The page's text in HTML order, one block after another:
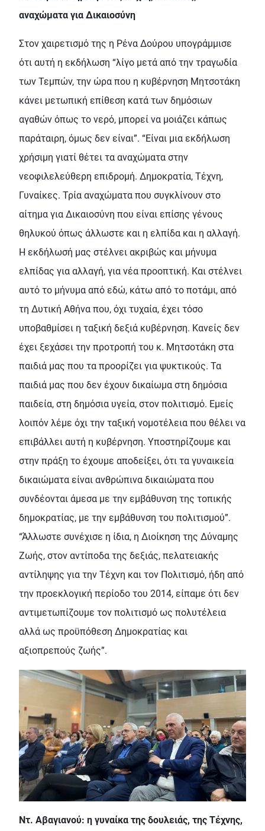
αναχώματα για Δικαιοσύνη
Στον χαιρετισμό της η Ρένα Δούρου υπογράμμισε
ότι αυτή η εκδήλωση “λίγο μετά από την τραγωδία
των Τεμπών, την ώρα που η κυβέρνηση Μητσοτάκη
κάνει μετωπική επίθεση κατά των δημόσιων
αγαθών όπως το νερό, μπορεί να μοιάζει κάπως
παράταιρη, όμως δεν είναι”. “Είναι μια εκδήλωση
χρήσιμη γιατί θέτει τα αναχώματα στην
νεοφιλελεύθερη επιδρομή. Δημοκρατία, Τέχνη,
Γυναίκες. Τρία αναχώματα που συγκλίνουν στο
αίτημα για Δικαιοσύνη που είναι επίσης γένους
θηλυκού όπως άλλωστε και η ελπίδα και η αλλαγή.
Η εκδήλωσή μας στέλνει ακριβώς και μήνυμα
ελπίδας για αλλαγή, για νέα προοπτική. Και στέλνει
αυτό το μήνυμα από εδώ, κάτω από το ποτάμι, από
τη Δυτική Αθήνα που, όχι τυχαία, έχει τόσο
υποβαθμίσει η ταξική δεξιά κυβέρνηση. Κανείς δεν
έχει ξεχάσει την προτροπή του κ. Μητσοτάκη στα
παιδιά μας που τα προορίζει για ψυκτικούς. Τα
παιδιά μας που δεν έχουν δικαίωμα στη δημόσια
παιδεία, στη δημόσια υγεία, στον πολιτισμό. Εμείς
λοιπόν λέμε όχι την ταξική νομοτέλεια που θέλει να
επιβάλλει αυτή η κυβέρνηση. Υποστηρίζουμε και
στην πράξη το έχουμε αποδείξει, ότι τα γυναικεία
δικαιώματα είναι ανθρώπινα δικαιώματα που
συνδέονται άμεσα με την εμβάθυνση της τοπικής
δημοκρατίας, με την εμβάθυνση του πολιτισμού”.
“Άλλωστε συνέχισε η ίδια, η Διοίκηση της Δύναμης
Ζωής, στον αντίποδα της δεξιάς, πελατειακής
αντίληψης για την Τέχνη και τον Πολιτισμό, ήδη από
την προεκλογική περίοδο του 2014, είπαμε ότι δεν
αντιμετωπίζουμε τον πολιτισμό ως πολυτέλεια
αλλά ως προϋπόθεση Δημοκρατίας και
αξιοπρεπούς ζωής”.
Ντ. Αβαγιανού: η γυναίκα της δουλειάς, της Τέχνης,